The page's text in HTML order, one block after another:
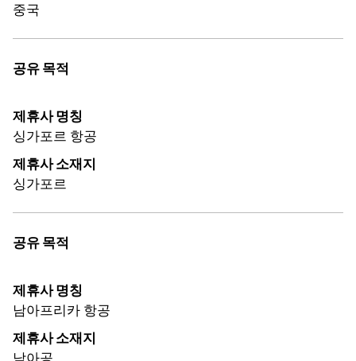
중국
공유 목적
제휴사 명칭
싱가포르 항공
제휴사 소재지
싱가포르
공유 목적
제휴사 명칭
남아프리카 항공
제휴사 소재지
남아공